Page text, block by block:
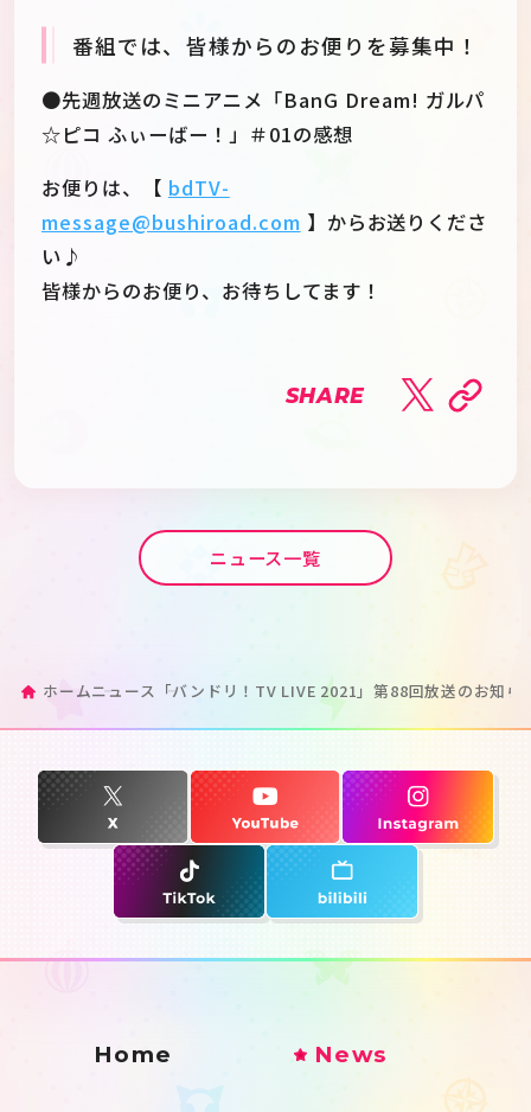
番組では、皆様からのお便りを募集中！
●先週放送のミニアニメ「BanG Dream! ガルパ
☆ピコ ふぃーばー！」＃01の感想
お便りは、【 bdTV-
message@bushiroad.com 】からお送りくださ
い♪
皆様からのお便り、お待ちしてます！
SHARE
ニュース一覧
ホームニュース 「バンドリ！TV LIVE 2021」第88回放送のお知ら
Home News